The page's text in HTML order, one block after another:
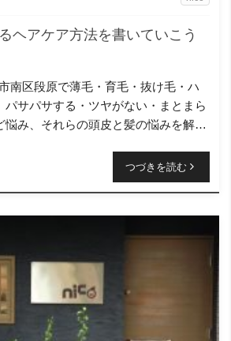
ヘアケア方法を書いていこう
南区段原で薄毛・育毛・抜け毛・ハ
パサパサする・ツヤがない・まとまら
悩み、それらの頭皮と髪の悩みを解決
つづきを読む